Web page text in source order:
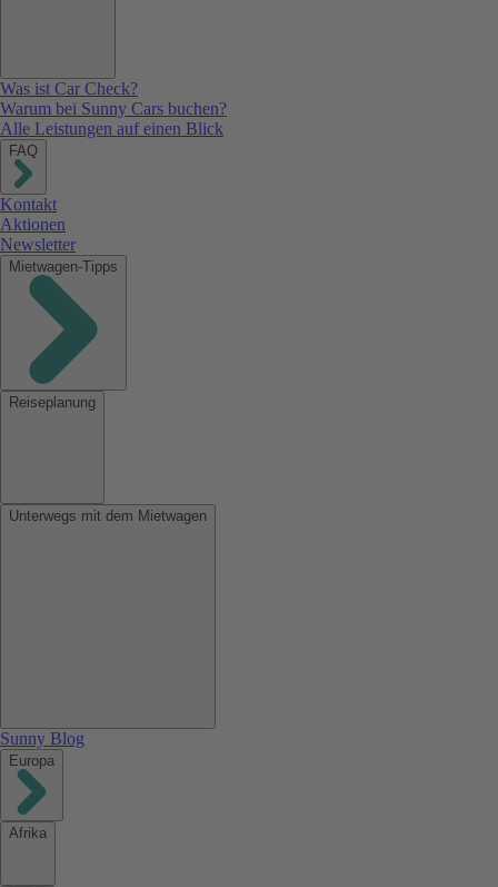
Was ist Car Check?
Warum bei Sunny Cars buchen?
Alle Leistungen auf einen Blick
FAQ
Kontakt
Aktionen
Newsletter
Mietwagen-Tipps
Reiseplanung
Unterwegs mit dem Mietwagen
Sunny Blog
Europa
Afrika